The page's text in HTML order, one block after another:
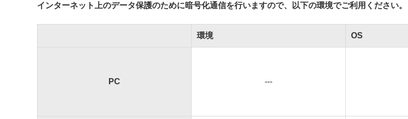
インターネット上のデータ保護のために暗号化通信を行いますので、以下の環境でご利用ください。
環境 OS
PC ---